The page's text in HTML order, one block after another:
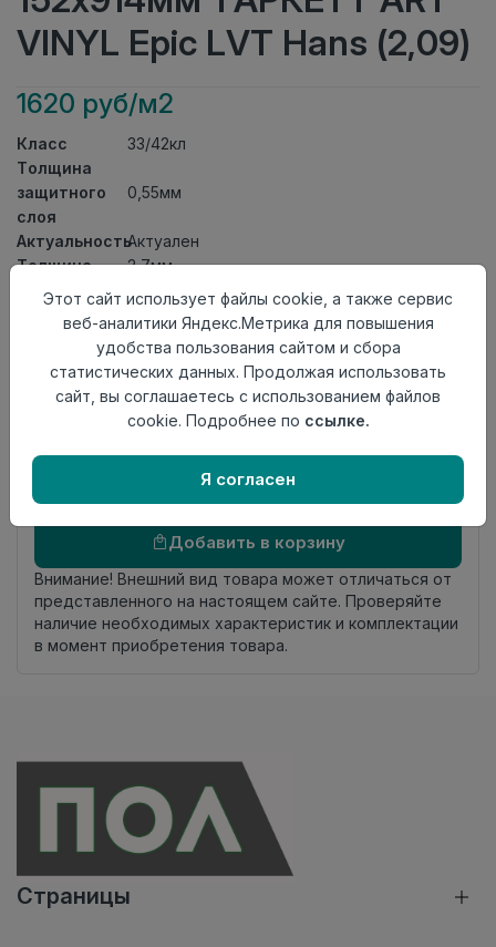
VINYL Epic LVT Hans (2,09)
1620 руб/м2
Класс
33/42кл
Толщина
защитного
слоя
0,55мм
АктуальностьАктуален
Толщина
2,7мм
Размер
152x914мм
до +27 градусов
укладки
На клей
4-х сторонняя фаска
происхождения
Осталось192 упак
Добавить в корзину
Внимание! Внешний вид товара может отличаться от
представленного на настоящем сайте. Проверяйте
наличие необходимых характеристик и комплектации
в момент приобретения товара.
Страницы
Этот сайт использует файлы cookie, а также сервис
веб-аналитики Яндекс.Метрика для повышения
удобства пользования сайтом и сбора
статистических данных. Продолжая использовать
сайт, вы соглашаетесь с использованием файлов
cookie. Подробнее по ссылке.
Я согласен